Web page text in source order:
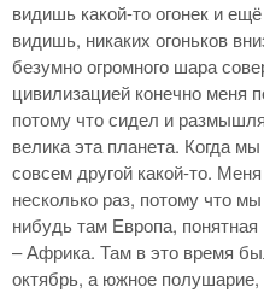
видишь какой-то огонек и
видишь, никаких огоньков
безумно огромного шара
цивилизацией конечно меня
потому что сидел и
велика эта планета. Когда
совсем другой какой-то.
несколько раз, потому что
нибудь там Европа,
– Африка. Там в это время
октябрь, а южное